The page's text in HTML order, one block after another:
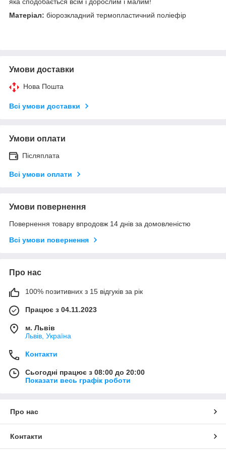
Матеріал: біорозкладний термопластичний поліефір
Умови доставки
Нова Пошта
Всі умови доставки
Умови оплати
Післяплата
Всі умови оплати
Умови повернення
Повернення товару впродовж 14 днів за домовленістю
Всі умови повернення
Про нас
100% позитивних з 15 відгуків за рік
Працює з 04.11.2023
м. Львів
Львів, Україна
Контакти
Сьогодні працює з 08:00 до 20:00
Показати весь графік роботи
Про нас
Контакти